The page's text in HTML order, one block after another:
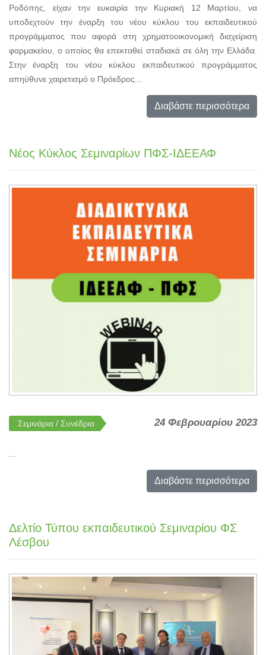
Ροδόπης, είχαν την ευκαιρία την Κυριακή 12 Μαρτίου, να
υποδεχτούν την έναρξη του νέου κύκλου του εκπαιδευτικού
προγράμματος που αφορά στη χρηματοοικονομική διαχείριση
φαρμακείου, ο οποίος θα επεκταθεί σταδιακά σε όλη την Ελλάδα.
Στην έναρξη του νέου κύκλου εκπαιδευτικού προγράμματος
απηύθυνε χαιρετισμό ο Πρόεδρος...
Διαβάστε περισσότερα
Νέος Κύκλος Σεμιναρίων ΠΦΣ-ΙΔΕΕΑΦ
Σεμινάρια / Συνέδρια 24 Φεβρουαρίου 2023
Διαβάστε περισσότερα
Δελτίο Τύπου εκπαιδευτικού Σεμιναρίου ΦΣ
Λέσβου